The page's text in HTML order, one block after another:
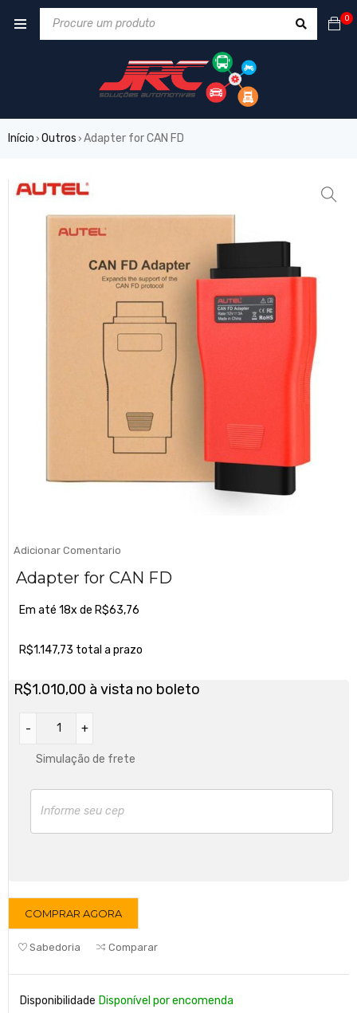
0
Início › Outros › Adapter for CAN FD
Adicionar Comentario
Adapter for CAN FD
Em até 18x de R$63,76
R$1.147,73 total a prazo
R$1.010,00 à vista no boleto
Simulação de frete
COMPRAR AGORA
Sabedoria Comparar
Disponibilidade Disponível por encomenda